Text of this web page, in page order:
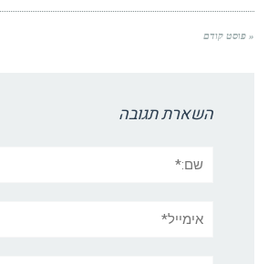
« פוסט קודם
השארת תגובה